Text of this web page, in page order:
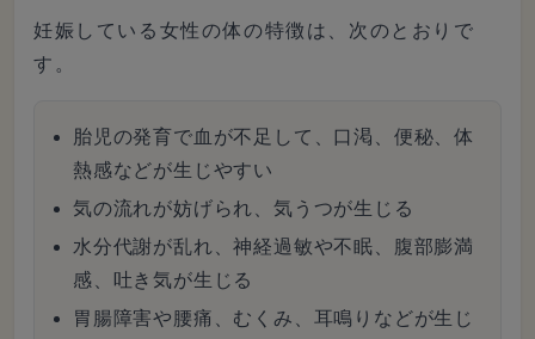
妊娠している女性の体の特徴は、次のとおりで
す。
胎児の発育で血が不足して、口渇、便秘、体
熱感などが生じやすい
気の流れが妨げられ、気うつが生じる
水分代謝が乱れ、神経過敏や不眠、腹部膨満
感、吐き気が生じる
胃腸障害や腰痛、むくみ、耳鳴りなどが生じ